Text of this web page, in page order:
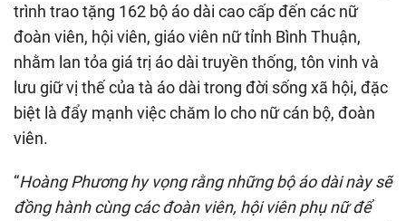
trình trao tặng 162 bộ áo dài cao cấp đến các nữ
đoàn viên, hội viên, giáo viên nữ tỉnh Bình Thuận,
nhằm lan tỏa giá trị áo dài truyền thống, tôn vinh và
lưu giữ vị thế của tà áo dài trong đời sống xã hội, đặc
biệt là đẩy mạnh việc chăm lo cho nữ cán bộ, đoàn
viên.
“Hoàng Phương hy vọng rằng những bộ áo dài này sẽ
đồng hành cùng các đoàn viên, hội viên phụ nữ để